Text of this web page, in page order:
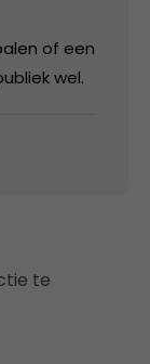
of een
wel.
te